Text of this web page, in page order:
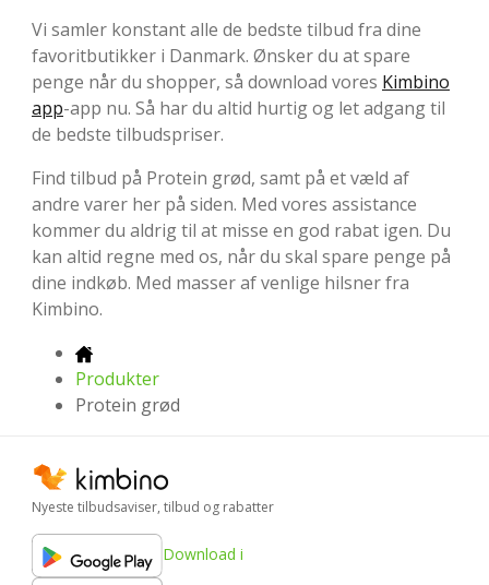
Vi samler konstant alle de bedste tilbud fra dine
favoritbutikker i Danmark. Ønsker du at spare
penge når du shopper, så download vores Kimbino
app-app nu. Så har du altid hurtig og let adgang til
de bedste tilbudspriser.
Find tilbud på Protein grød, samt på et væld af
andre varer her på siden. Med vores assistance
kommer du aldrig til at misse en god rabat igen. Du
kan altid regne med os, når du skal spare penge på
dine indkøb. Med masser af venlige hilsner fra
Kimbino.
Produkter
Protein grød
Nyeste tilbudsaviser, tilbud og rabatter
Download i